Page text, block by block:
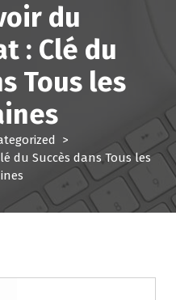
du
: Clé du
Tous les
>
du Succès dans Tous les